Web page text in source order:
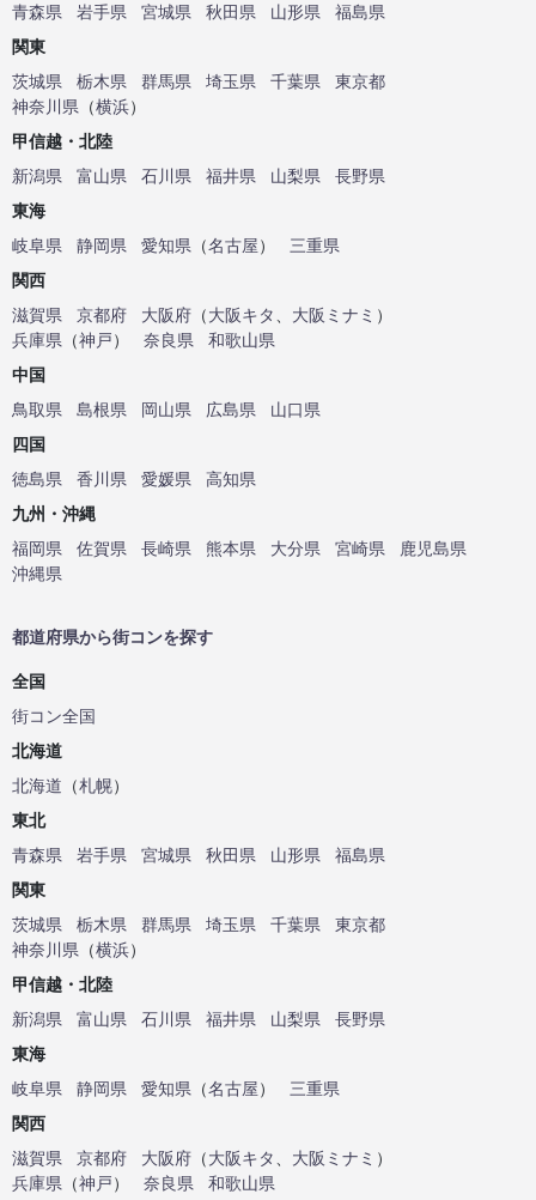
青森県
岩手県 宮城県 秋田県 山形県
福島県
関東
茨城県
栃木県 群馬県 埼玉県 千葉県
東京都
神奈川県 （横浜）
甲信越・北陸
新潟県
富山県 石川県 福井県 山梨県
長野県
東海
岐阜県
静岡県 愛知県 （名古屋）
三重県
関西
滋賀県
京都府 大阪府 （大阪キタ 大阪ミナミ ）
兵庫県 （神戸） 奈良県
和歌山県
中国
鳥取県
島根県 岡山県 広島県
山口県
四国
徳島県
香川県 愛媛県
高知県
九州・沖縄
福岡県
佐賀県 長崎県 熊本県 大分県 宮崎県
鹿児島県
沖縄県
都道府県から街コンを探す
全国
街コン全国
北海道
北海道 （札幌）
東北
青森県
岩手県 宮城県 秋田県 山形県
福島県
関東
茨城県
栃木県 群馬県 埼玉県 千葉県
東京都
神奈川県 （横浜）
甲信越・北陸
新潟県
富山県 石川県 福井県 山梨県
長野県
東海
岐阜県
静岡県 愛知県 （名古屋）
三重県
関西
滋賀県
京都府 大阪府 （大阪キタ 大阪ミナミ ）
兵庫県 （神戸） 奈良県
和歌山県